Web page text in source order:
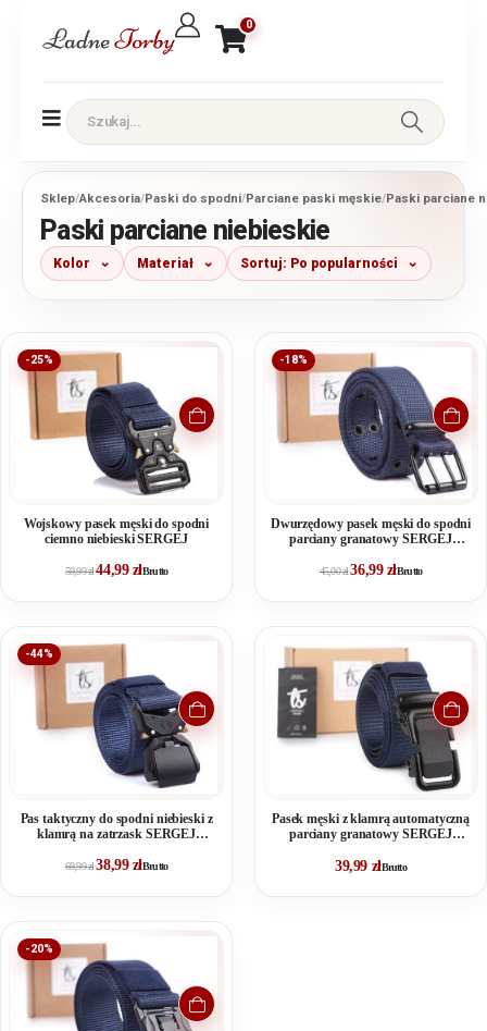
0
Sklep/Akcesoria/Paski do spodni/Parciane paski męskie/Paski parciane
Paski parciane niebieskie
Kolor Materiał Sortuj: Po popularności
-25%
Wojskowy pasek męski do spodni
ciemno niebieski SERGEJ
59,99zł44,99 złBrutto
-18%
Dwurzędowy pasek męski do spodni
parciany granatowy SERGEJ
45,00zł36,99 złBrutto
-44%
Pas taktyczny do spodni niebieski z
klamrą na zatrzask SERGEJ
69,99zł38,99 złBrutto
Pasek męski z klamrą automatyczną
parciany granatowy SERGEJ
39,99 złBrutto
-20%